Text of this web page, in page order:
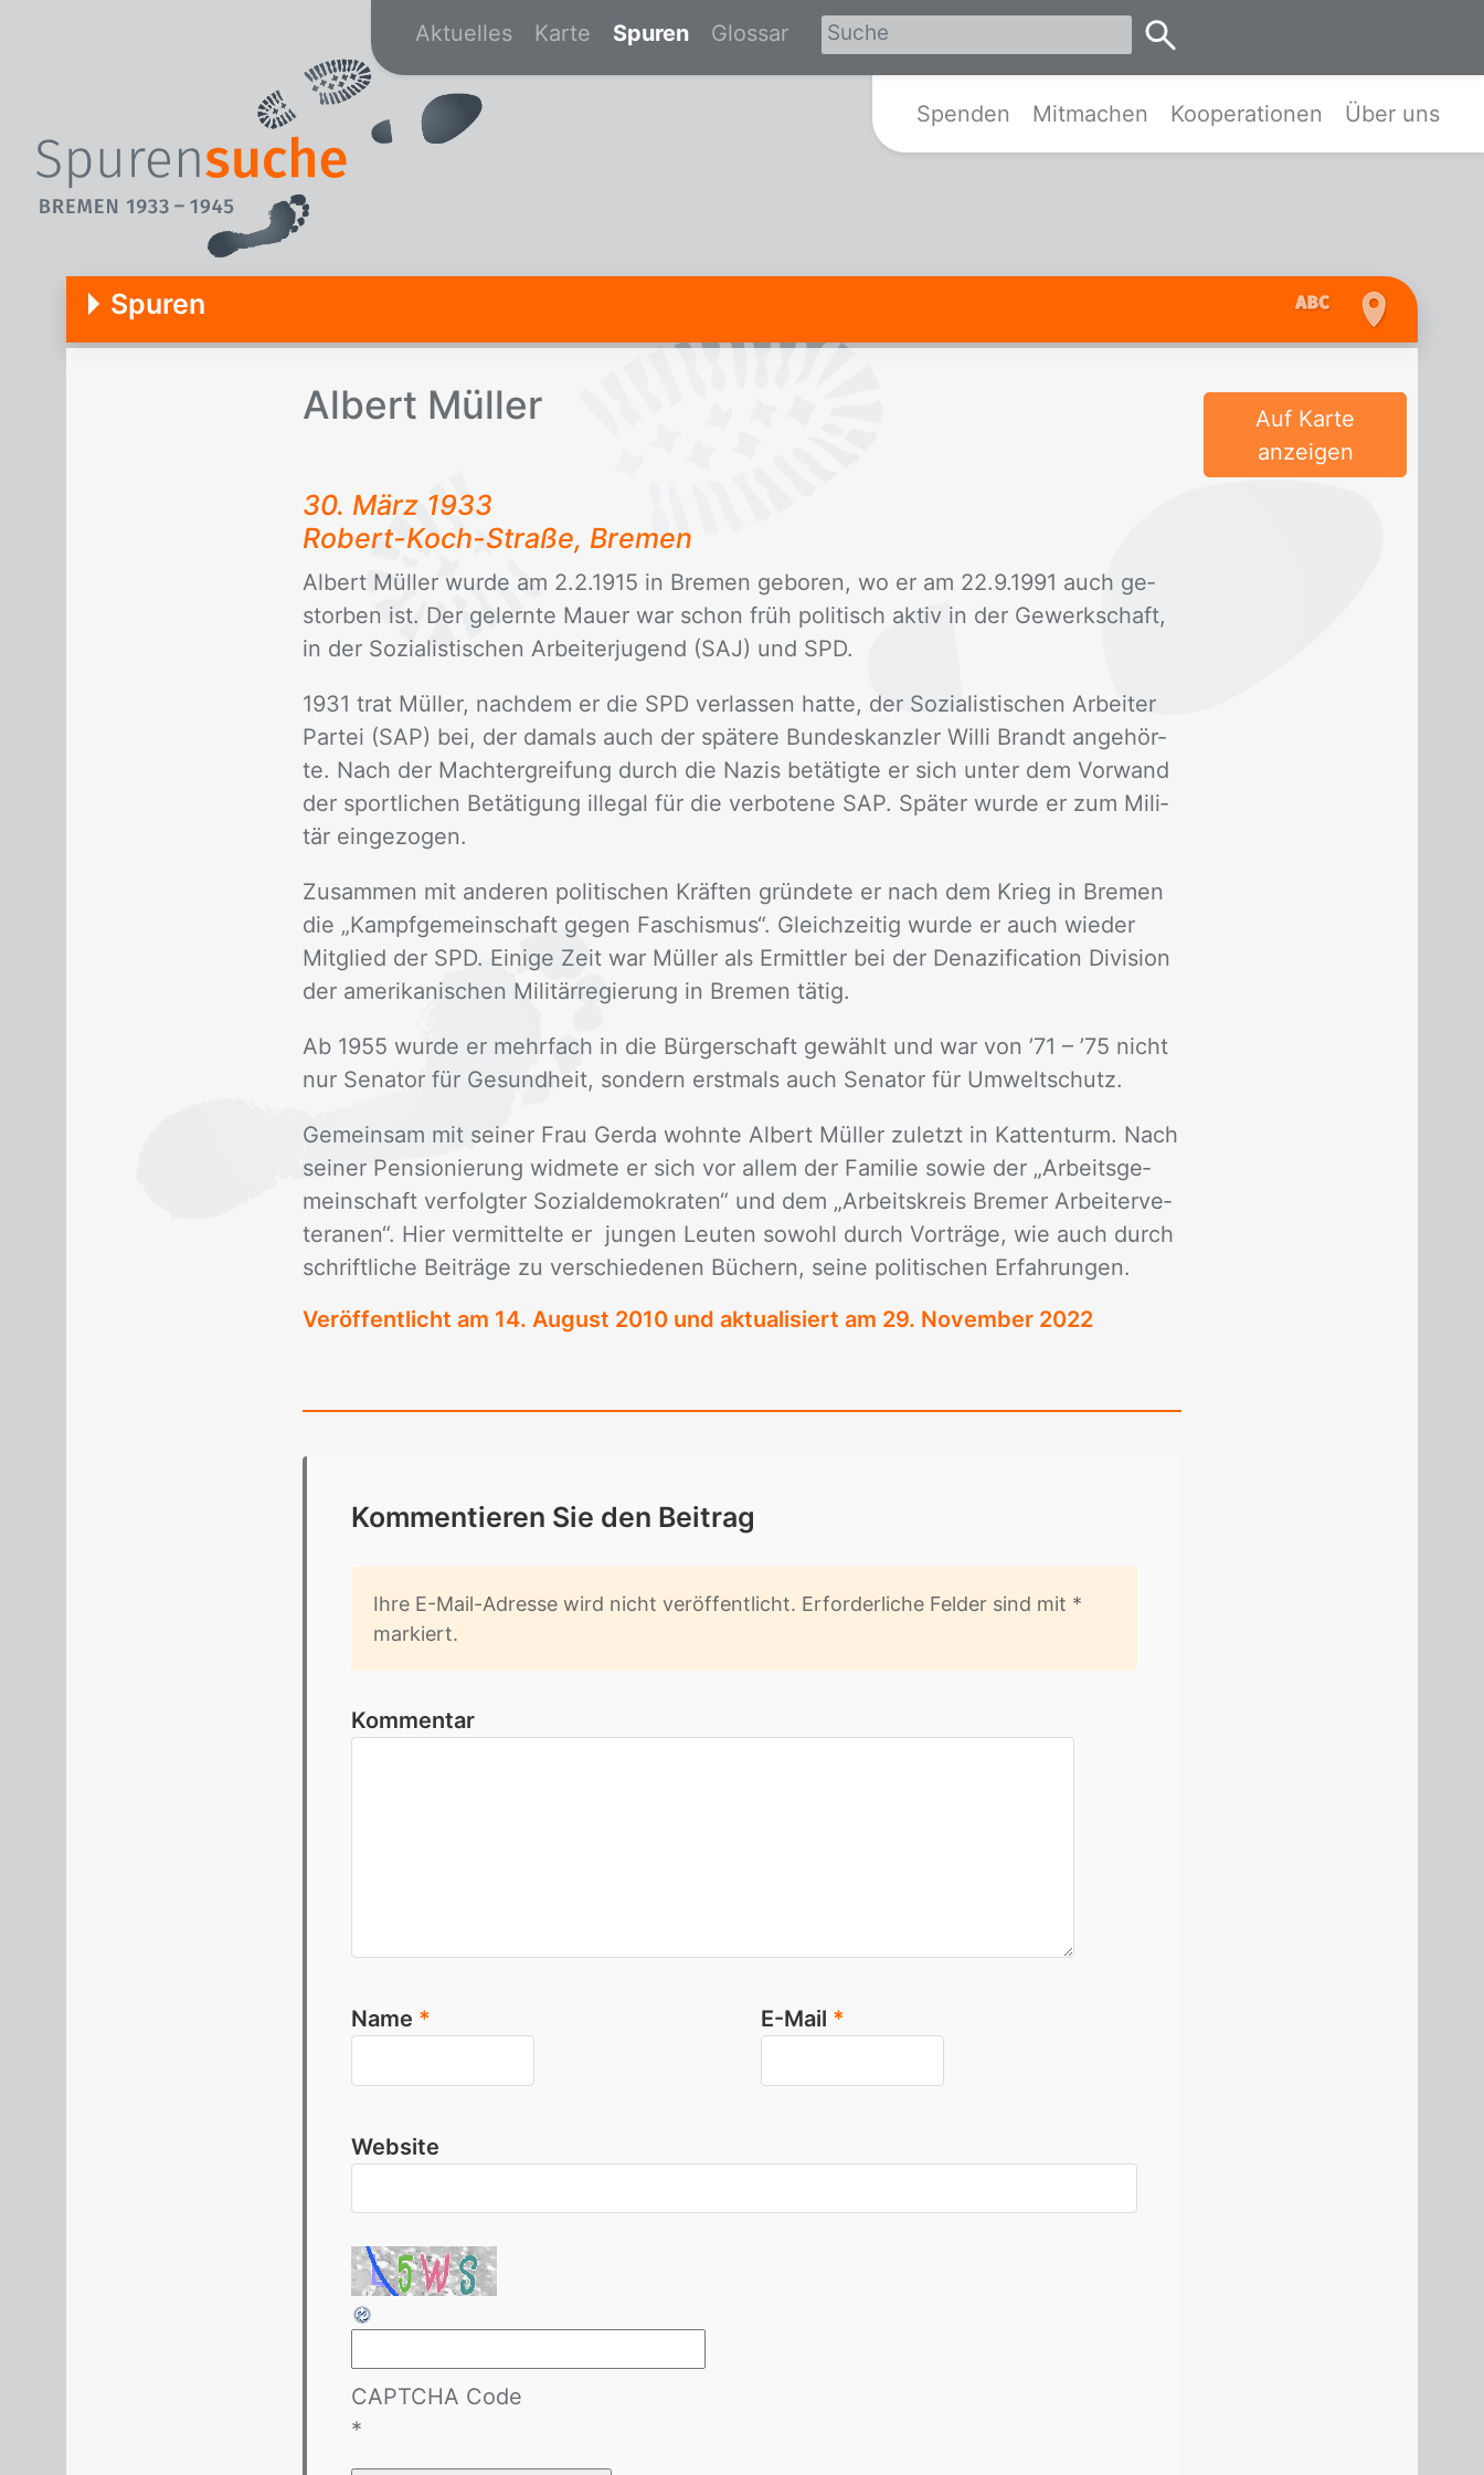
Zur Startseite von Spurensuche-Bremen
Aktuelles Karte Spuren Glossar
Spenden Mitmachen Kooperationen Über uns
Spuren
Al­bert Mül­ler
Auf Karte
anzeigen
30. März 1933
Ro­bert-Koch-Stra­ße, Bre­men
Al­bert Mül­ler wur­de am 2.2.1915 in Bre­men ge­bo­ren, wo er am 22.9.1991 auch ge­
stor­ben ist. Der ge­lern­te Mau­er war schon früh po­li­tisch ak­tiv in der Ge­werk­schaft,
in der So­zia­lis­ti­schen Ar­bei­ter­ju­gend (SAJ) und SPD.
1931 trat Mül­ler, nach­dem er die SPD ver­las­sen hat­te, der So­zia­lis­ti­schen Ar­bei­ter
Par­tei (SAP) bei, der da­mals auch der spä­te­re Bun­des­kanz­ler Wil­li Brandt an­ge­hör­
te. Nach der Macht­er­grei­fung durch die Na­zis be­tä­tig­te er sich un­ter dem Vor­wand
der sport­li­chen Be­tä­ti­gung il­le­gal für die ver­bo­te­ne SAP. Spä­ter wur­de er zum Mi­li­
tär ein­ge­zo­gen.
Zu­sam­men mit an­de­ren po­li­ti­schen Kräf­ten grün­de­te er nach dem Krieg in Bre­men
die „Kampf­ge­mein­schaft ge­gen Fa­schis­mus“. Gleich­zei­tig wur­de er auch wie­der
Mit­glied der SPD. Ei­ni­ge Zeit war Mül­ler als Er­mitt­ler bei der Dena­zi­fi­ca­ti­on Di­vi­si­on
der ame­ri­ka­ni­schen Mi­li­tär­re­gie­rung in Bre­men tä­tig.
Ab 1955 wur­de er mehr­fach in die Bür­ger­schaft ge­wählt und war von ’71 – ’75 nicht
nur Se­na­tor für Ge­sund­heit, son­dern erst­mals auch Se­na­tor für Um­welt­schutz.
Ge­mein­sam mit sei­ner Frau Ger­da wohn­te Al­bert Mül­ler zu­letzt in Kat­ten­turm. Nach
sei­ner Pen­sio­nie­rung wid­me­te er sich vor al­lem der Fa­mi­lie so­wie der „Ar­beits­ge­
mein­schaft ver­folg­ter So­zi­al­de­mo­kra­ten“ und dem „Ar­beits­kreis Bre­mer Ar­bei­ter­ve­
te­ra­nen“. Hier ver­mit­tel­te er jun­gen Leu­ten so­wohl durch Vor­trä­ge, wie auch durch
schrift­li­che Bei­trä­ge zu ver­schie­de­nen Bü­chern, sei­ne po­li­ti­schen Er­fah­run­gen.
Veröffentlicht am 14. August 2010 und aktualisiert am 29. November 2022
Kom­men­tie­ren Sie den Bei­trag
Ihre E-Mail-Adres­se wird nicht ver­öf­fent­licht. Er­for­der­li­che Fel­der sind mit *
mar­kiert.
Kommentar
Name * E-Mail *
Website
CAPTCHA Code
*